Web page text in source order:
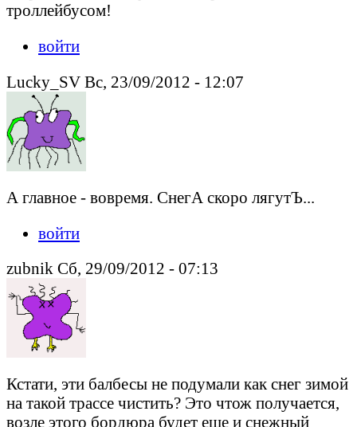
троллейбусом!
войти
Lucky_SV Вс, 23/09/2012 - 12:07
А главное - вовремя. СнегА скоро лягутЪ...
войти
zubnik Сб, 29/09/2012 - 07:13
Кстати, эти балбесы не подумали как снег зимой
на такой трассе чистить? Это чтож получается,
возле этого бордюра будет еще и снежный